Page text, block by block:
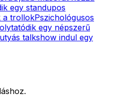
egy standupos
a trollokPszichológusos
egy népszerű
talkshow indul egy